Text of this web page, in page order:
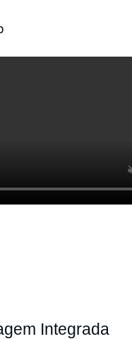
Integrada